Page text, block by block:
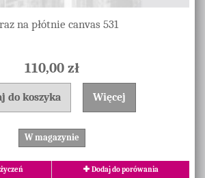
na płótnie canvas 531
110,00 zł
do koszyka Więcej
W magazynie
Dodaj do porówania